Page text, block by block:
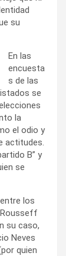
su
En las
encuesta
s de las
se
la
el odio y
actitudes.
B” y
se
los
su caso,
Neves
quien